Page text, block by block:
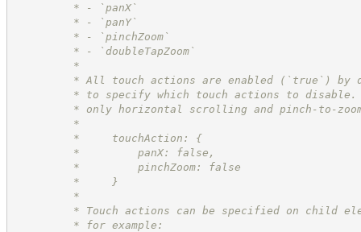
* - `panX`
* - `panY`
* - `pinchZoom`
* - `doubleTapZoom`
*
* All touch actions are enabled (`true`) by
* to specify which touch actions to disable.
* only horizontal scrolling and pinch-to-zoom on
*
*     touchAction: {
*         panX: false,
*         pinchZoom: false
*     }
*
* Touch actions can be specified on child
* for example: